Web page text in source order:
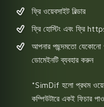
ফ্রি ওয়েবসাইট বিল্ডার
ফ্রি হোস্টিং এবং ফ্রি
আপনার পছন্দমতো যেকোনো
ডোমেইনটি ব্যবহার করুন
*SimDif হলো প্রথম
কম্পিউটারে একই ফিচার